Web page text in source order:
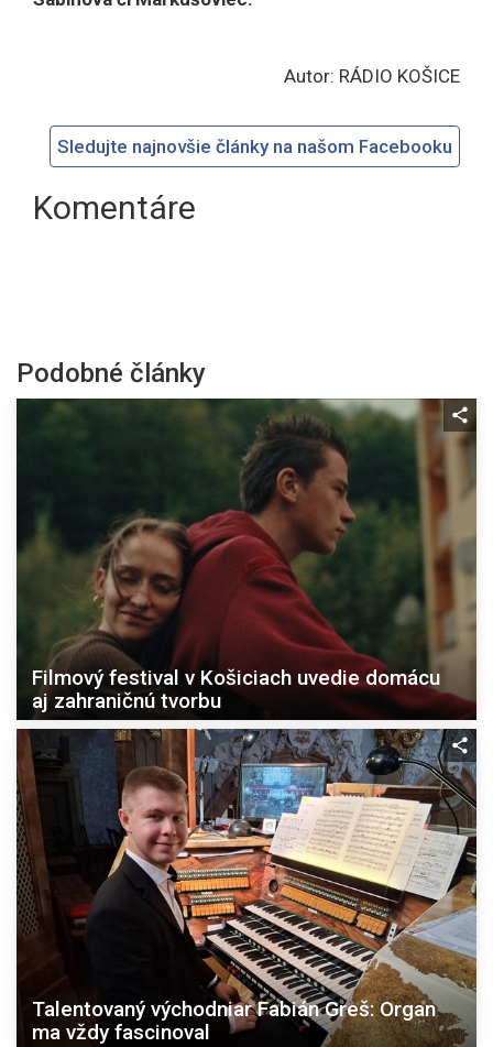
Autor: RÁDIO KOŠICE
Sledujte najnovšie články na našom Facebooku
Komentáre
Podobné články
Filmový festival v Košiciach uvedie domácu
aj zahraničnú tvorbu
Talentovaný východniar Fabián Greš: Organ
ma vždy fascinoval